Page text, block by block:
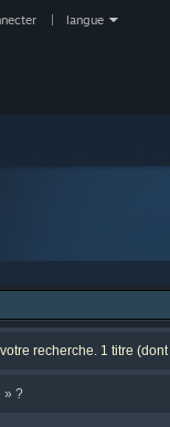
langue
recherche. 1 titre (dont
» ?